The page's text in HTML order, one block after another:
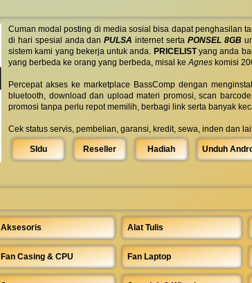
Cuman modal posting di media sosial bisa dapat penghasilan
di hari spesial anda danPULSA internet serta PONSEL 8GB
sistem kami yang bekerja untuk anda. PRICELISTyang anda
yang berbeda ke orang yang berbeda, misal keAgnes komisi
Percepat akses ke marketplace BassComp dengan
bluetooth, download dan upload materi promosi, scan
promosi tanpa perlu repot memilih, berbagi link serta banyak
Cek status servis, pembelian, garansi, kredit, sewa, inden dan
SIdu Reseller Hadiah Unduh
Aksesoris Alat Tulis
Fan Casing & CPU Fan Laptop